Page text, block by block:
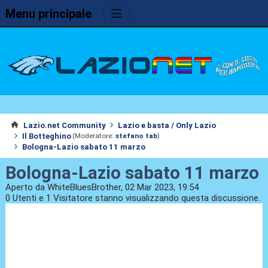
Menu principale
Lazio.net Community
Lazio e basta / Only Lazio
Il Botteghino (Moderatore: stefano tab)
Bologna-Lazio sabato 11 marzo
Bologna-Lazio sabato 11 marzo
Aperto da WhiteBluesBrother, 02 Mar 2023, 19:54
0 Utenti e 1 Visitatore stanno visualizzando questa discussione.